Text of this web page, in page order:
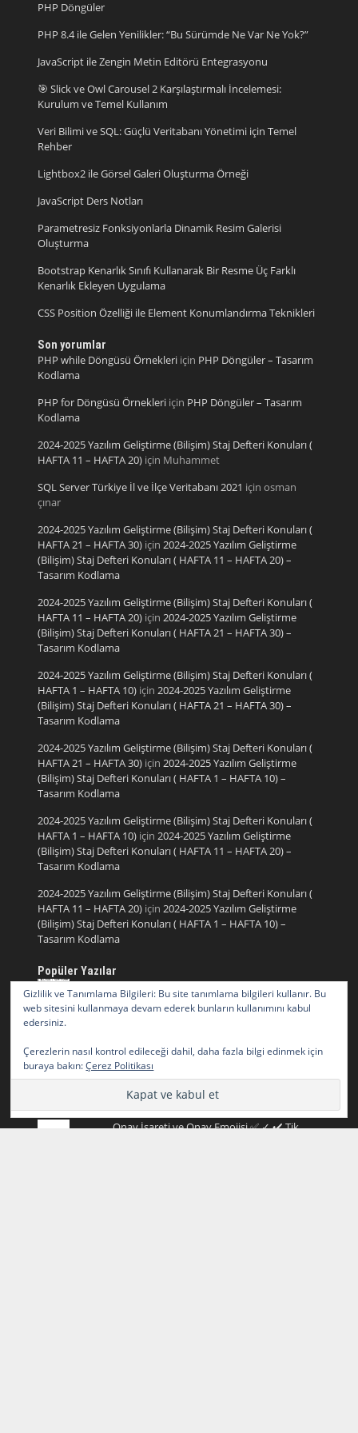
PHP Döngüler
PHP 8.4 ile Gelen Yenilikler: “Bu Sürümde Ne Var Ne Yok?”
JavaScript ile Zengin Metin Editörü Entegrasyonu
🎯 Slick ve Owl Carousel 2 Karşılaştırmalı İncelemesi:
Kurulum ve Temel Kullanım
Veri Bilimi ve SQL: Güçlü Veritabanı Yönetimi için Temel
Rehber
Lightbox2 ile Görsel Galeri Oluşturma Örneği
JavaScript Ders Notları
Parametresiz Fonksiyonlarla Dinamik Resim Galerisi
Oluşturma
Bootstrap Kenarlık Sınıfı Kullanarak Bir Resme Üç Farklı
Kenarlık Ekleyen Uygulama
CSS Position Özelliği ile Element Konumlandırma Teknikleri
Son yorumlar
PHP while Döngüsü Örnekleriiçin PHP Döngüler – Tasarım
Kodlama
PHP for Döngüsü Örnekleriiçin PHP Döngüler – Tasarım
Kodlama
2024-2025 Yazılım Geliştirme (Bilişim) Staj Defteri Konuları (
HAFTA 11 – HAFTA 20)için Muhammet
SQL Server Türkiye İl ve İlçe Veritabanı 2021 için osman
çınar
2024-2025 Yazılım Geliştirme (Bilişim) Staj Defteri Konuları (
HAFTA 21 – HAFTA 30)için 2024-2025 Yazılım Geliştirme
(Bilişim) Staj Defteri Konuları ( HAFTA 11 – HAFTA 20) –
Tasarım Kodlama
2024-2025 Yazılım Geliştirme (Bilişim) Staj Defteri Konuları (
HAFTA 11 – HAFTA 20)için 2024-2025 Yazılım Geliştirme
(Bilişim) Staj Defteri Konuları ( HAFTA 21 – HAFTA 30) –
Tasarım Kodlama
2024-2025 Yazılım Geliştirme (Bilişim) Staj Defteri Konuları (
HAFTA 1 – HAFTA 10)için 2024-2025 Yazılım Geliştirme
(Bilişim) Staj Defteri Konuları ( HAFTA 21 – HAFTA 30) –
Tasarım Kodlama
2024-2025 Yazılım Geliştirme (Bilişim) Staj Defteri Konuları (
HAFTA 21 – HAFTA 30)için 2024-2025 Yazılım Geliştirme
(Bilişim) Staj Defteri Konuları ( HAFTA 1 – HAFTA 10) –
Tasarım Kodlama
2024-2025 Yazılım Geliştirme (Bilişim) Staj Defteri Konuları (
HAFTA 1 – HAFTA 10)için 2024-2025 Yazılım Geliştirme
(Bilişim) Staj Defteri Konuları ( HAFTA 11 – HAFTA 20) –
Tasarım Kodlama
2024-2025 Yazılım Geliştirme (Bilişim) Staj Defteri Konuları (
HAFTA 11 – HAFTA 20)için 2024-2025 Yazılım Geliştirme
(Bilişim) Staj Defteri Konuları ( HAFTA 1 – HAFTA 10) –
Tasarım Kodlama
Popüler Yazılar
Resimden Font Bulma Sitesi Güncel
Fotoğrafların Üzerindeki Yazıları Silme
Onay İşareti ve Onay Emojisi ✅ ✓ ✔️ Tik
Gizlilik ve Tanımlama Bilgileri: Bu site tanımlama bilgileri kullanır. Bu
web sitesini kullanmaya devam ederek bunların kullanımını kabul
edersiniz.
Çerezlerin nasıl kontrol edileceği dahil, daha fazla bilgi edinmek için
buraya bakın:Çerez Politikası